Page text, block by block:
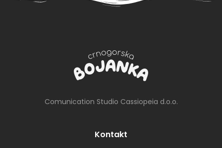
Comunication Studio Cassiopeia d.o.o.
Kontakt